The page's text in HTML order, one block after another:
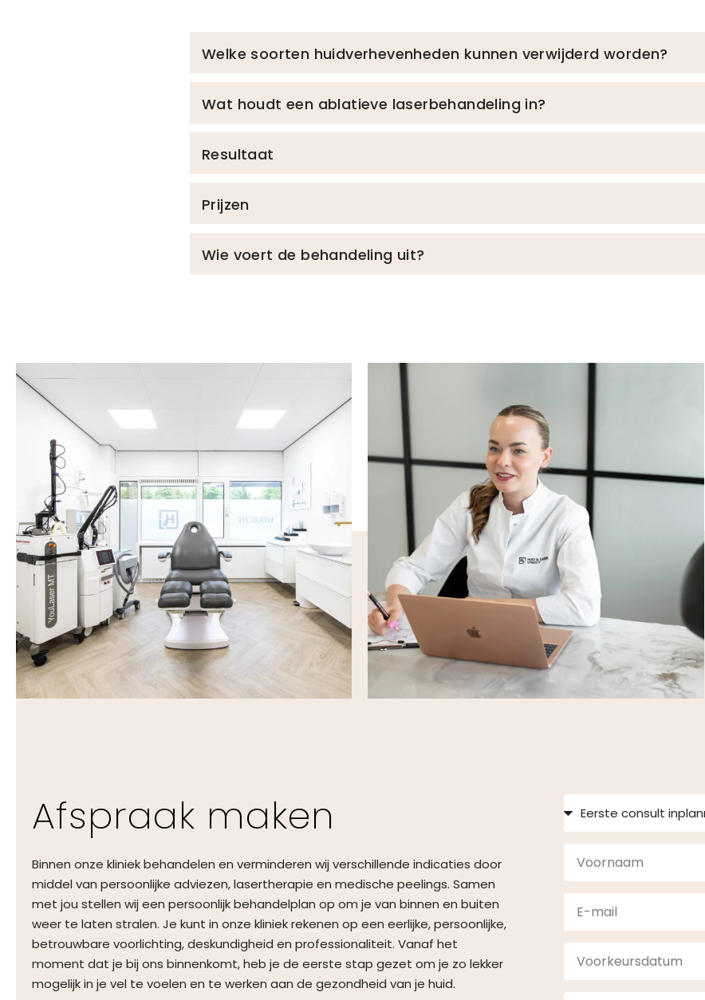
Welke soorten huidverhevenheden kunnen verwijderd worden?
Wat houdt een ablatieve laserbehandeling in?
Resultaat
Prijzen
Wie voert de behandeling uit?
Afspraak maken
Binnen onze kliniek behandelen en verminderen wij verschillende indicaties door
middel van persoonlijke adviezen, lasertherapie en medische peelings. Samen
met jou stellen wij een persoonlijk behandelplan op om je van binnen en buiten
weer te laten stralen. Je kunt in onze kliniek rekenen op een eerlijke, persoonlijke,
betrouwbare voorlichting, deskundigheid en professionaliteit. Vanaf het
moment dat je bij ons binnenkomt, heb je de eerste stap gezet om je zo lekker
mogelijk in je vel te voelen en te werken aan de gezondheid van je huid.